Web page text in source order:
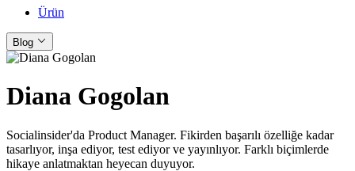
Ürün
Blog
Diana Gogolan
Socialinsider'da Product Manager. Fikirden başarılı özelliğe kadar
tasarlıyor, inşa ediyor, test ediyor ve yayınlıyor. Farklı biçimlerde
hikaye anlatmaktan heyecan duyuyor.